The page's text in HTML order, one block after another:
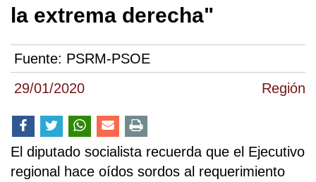
29/01/2020 Región
la extrema derecha"
Fuente: PSRM-PSOE
El diputado socialista recuerda que el Ejecutivo
regional hace oídos sordos al requerimiento